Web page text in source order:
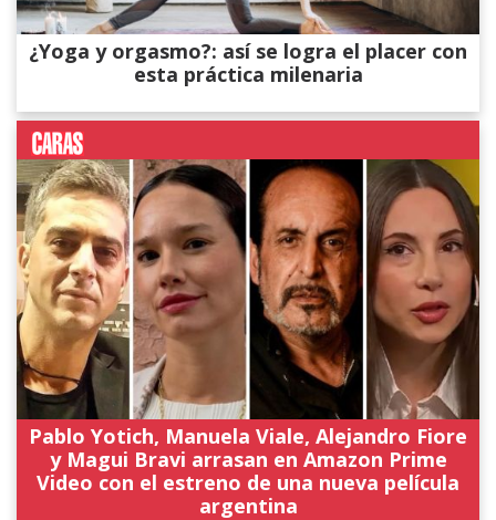
¿Yoga y orgasmo?: así se logra el placer con
esta práctica milenaria
Pablo Yotich, Manuela Viale, Alejandro Fiore
y Magui Bravi arrasan en Amazon Prime
Video con el estreno de una nueva película
argentina